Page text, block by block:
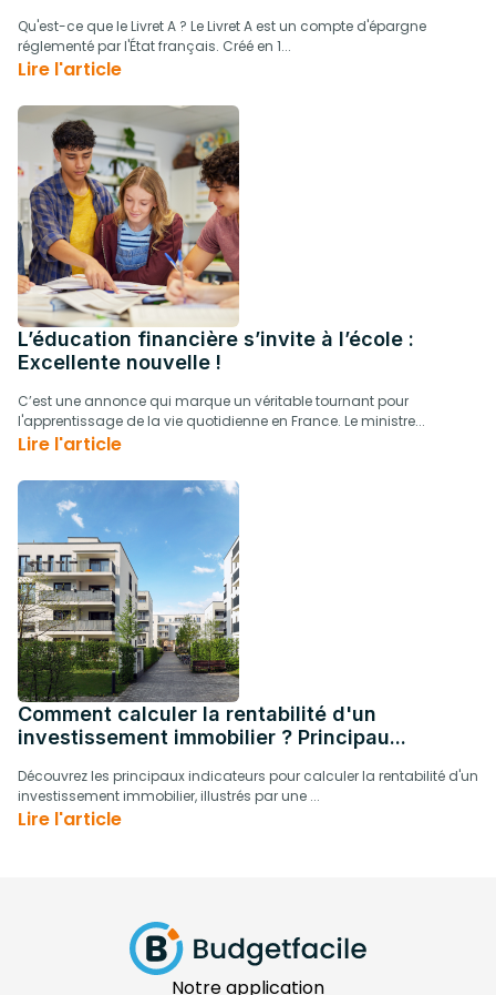
Qu'est-ce que le Livret A ? Le Livret A est un compte d'épargne
réglementé par l'État français. Créé en 1...
Lire l'article
L’éducation financière s’invite à l’école :
Excellente nouvelle !
C’est une annonce qui marque un véritable tournant pour
l'apprentissage de la vie quotidienne en France. Le ministre...
Lire l'article
Comment calculer la rentabilité d'un
investissement immobilier ? Principau...
Découvrez les principaux indicateurs pour calculer la rentabilité d'un
investissement immobilier, illustrés par une ...
Lire l'article
Notre application